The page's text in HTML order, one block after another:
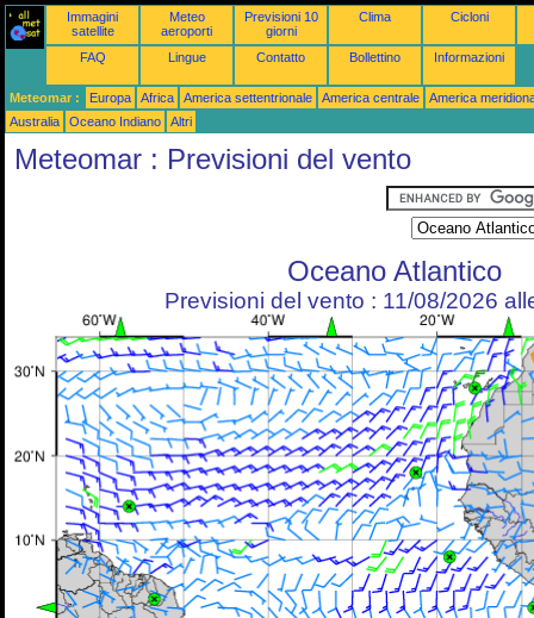
Immagini
satellite
Meteo
aeroporti
Previsioni 10
giorni
Clima Cicloni
FAQ Lingue Contatto Bollettino Informazioni
Meteomar : Europa Africa America settentrionale America centrale
America
Australia
Oceano Indiano Altri
Meteomar : Previsioni del vento
Oceano Atlantico
Previsioni del vento : 11/08/2026